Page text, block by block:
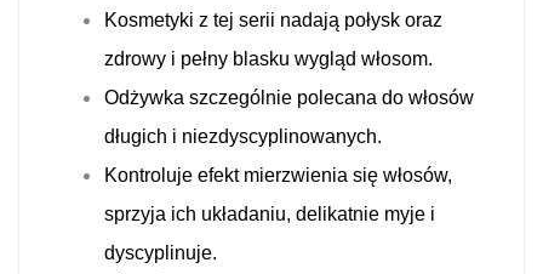
Kosmetyki z tej serii nadają połysk oraz
zdrowy i pełny blasku wygląd włosom.
Odżywka szczególnie polecana do włosów
długich i niezdyscyplinowanych.
Kontroluje efekt mierzwienia się włosów,
sprzyja ich układaniu, delikatnie myje i
dyscyplinuje.